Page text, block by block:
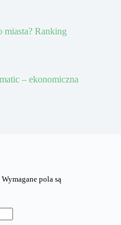
miasta? Ranking
– ekonomiczna
Wymagane pola są